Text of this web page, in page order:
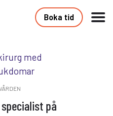
Boka tid
på